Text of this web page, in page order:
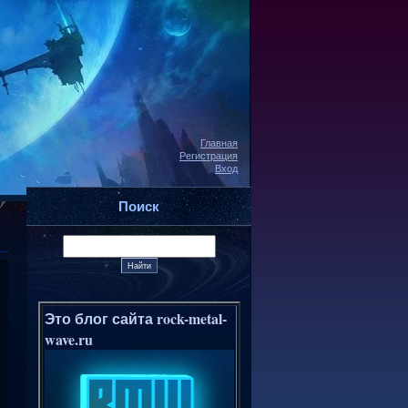
Главная
Регистрация
Вход
Поиск
Это блог сайта rock-metal-
wave.ru